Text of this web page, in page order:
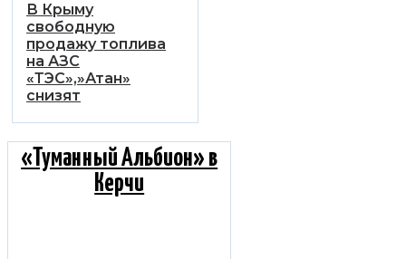
В Крыму
свободную
продажу топлива
на АЗС
«ТЭС»,»Атан»
снизят
«Туманный Альбион» в
Керчи